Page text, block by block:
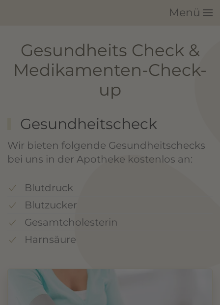
Menü
Gesundheits Check &
Medikamenten-Check-
up
Gesundheitscheck
Wir bieten folgende Gesundheitschecks
bei uns in der Apotheke kostenlos an:
Blutdruck
Blutzucker
Gesamtcholesterin
Harnsäure